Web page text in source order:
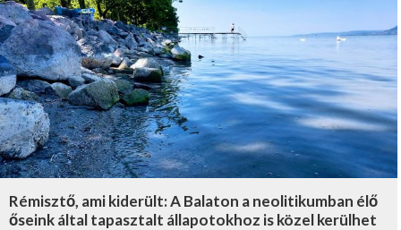
Rémisztő, ami kiderült: A Balaton a neolitikumban élő
őseink által tapasztalt állapotokhoz is közel kerülhet